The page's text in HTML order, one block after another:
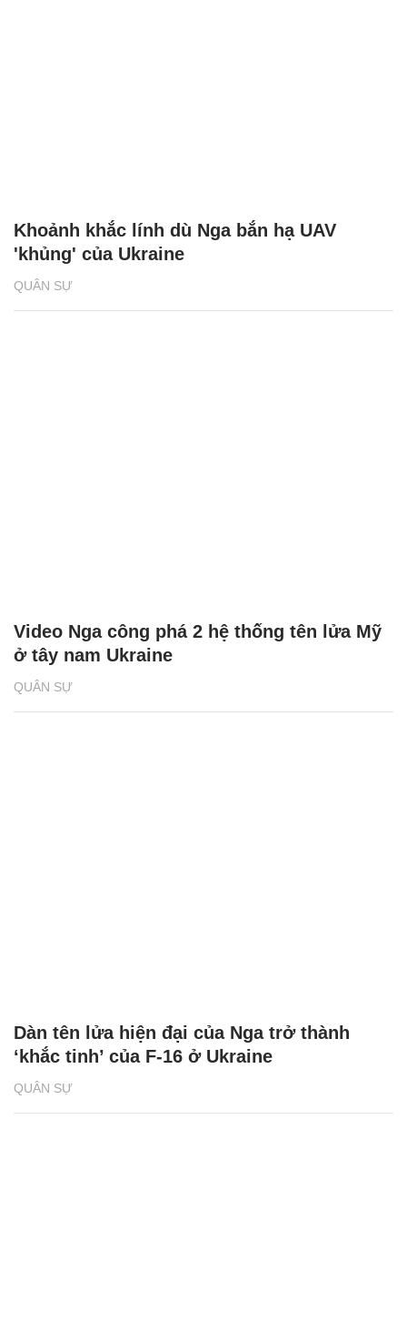
QUÂN SỰ
Khoảnh khắc lính dù Nga bắn hạ UAV
'khủng' của Ukraine
QUÂN SỰ
Video Nga công phá 2 hệ thống tên lửa Mỹ
ở tây nam Ukraine
QUÂN SỰ
Dàn tên lửa hiện đại của Nga trở thành
‘khắc tinh’ của F-16 ở Ukraine